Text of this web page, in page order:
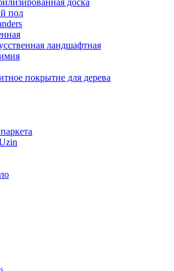
пол
ландшафтная
покрытие для дерева